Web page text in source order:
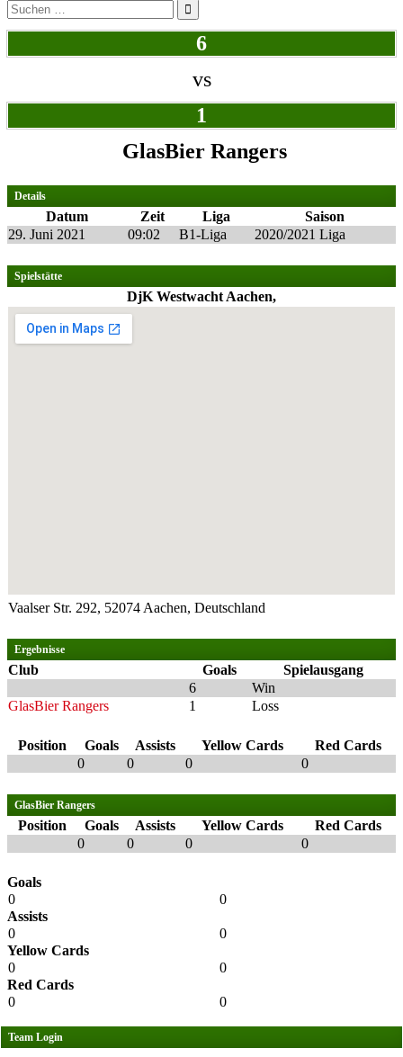
Suchen
nach:
6
vs
1
GlasBier Rangers
Details
Datum Zeit Liga
Saison
29. Juni 2021
09:02 B1-Liga 2020/2021 Liga
Spielstätte
DjK Westwacht Aachen,
Vaalser Str. 292, 52074 Aachen, Deutschland
Ergebnisse
Club Goals
Spielausgang
6
Win
GlasBier Rangers
1 Loss
Position Goals Assists Yellow Cards
Red Cards
0
0 0 0
GlasBier Rangers
Position Goals Assists Yellow Cards
Red Cards
0
0 0 0
Goals
0
0
Assists
0
0
Yellow Cards
0
0
Red Cards
0
0
Team Login